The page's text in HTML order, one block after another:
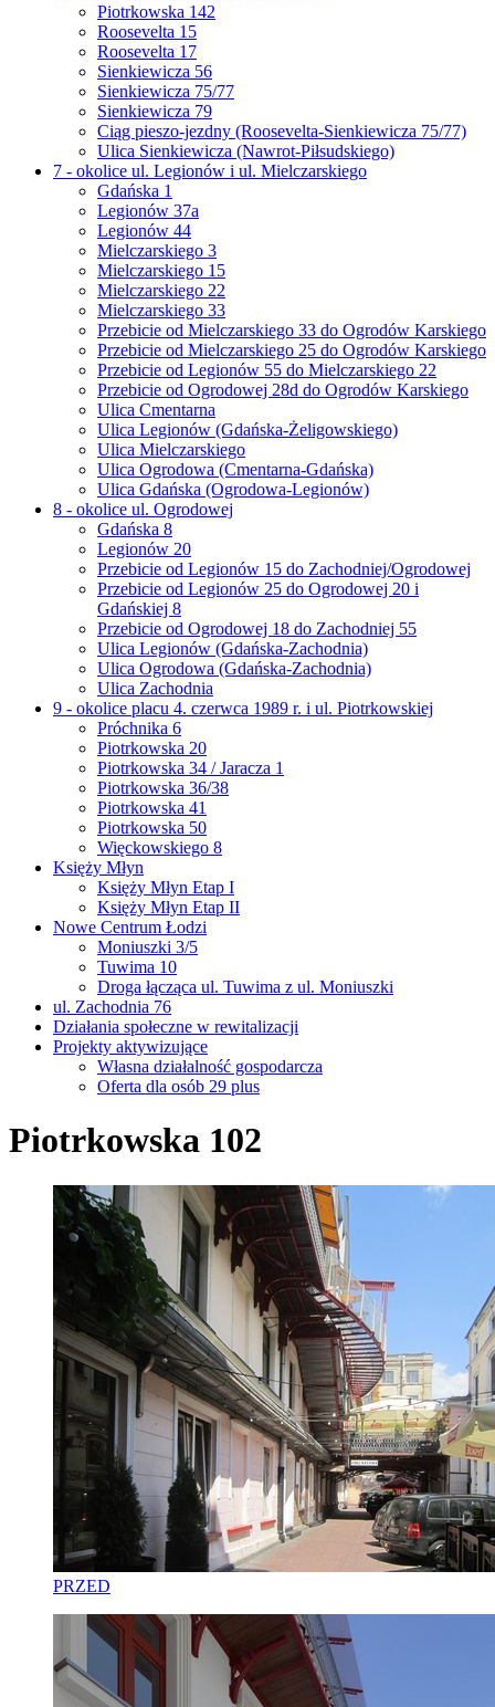
Piotrkowska 142
Roosevelta 15
Roosevelta 17
Sienkiewicza 56
Sienkiewicza 75/77
Sienkiewicza 79
Ciąg pieszo-jezdny (Roosevelta-Sienkiewicza 75/77)
Ulica Sienkiewicza (Nawrot-Piłsudskiego)
7 - okolice ul. Legionów i ul. Mielczarskiego
Gdańska 1
Legionów 37a
Legionów 44
Mielczarskiego 3
Mielczarskiego 15
Mielczarskiego 22
Mielczarskiego 33
Przebicie od Mielczarskiego 33 do Ogrodów Karskiego
Przebicie od Mielczarskiego 25 do Ogrodów Karskiego
Przebicie od Legionów 55 do Mielczarskiego 22
Przebicie od Ogrodowej 28d do Ogrodów Karskiego
Ulica Cmentarna
Ulica Legionów (Gdańska-Żeligowskiego)
Ulica Mielczarskiego
Ulica Ogrodowa (Cmentarna-Gdańska)
Ulica Gdańska (Ogrodowa-Legionów)
8 - okolice ul. Ogrodowej
Gdańska 8
Legionów 20
Przebicie od Legionów 15 do Zachodniej/Ogrodowej
Przebicie od Legionów 25 do Ogrodowej 20 i
Gdańskiej 8
Przebicie od Ogrodowej 18 do Zachodniej 55
Ulica Legionów (Gdańska-Zachodnia)
Ulica Ogrodowa (Gdańska-Zachodnia)
Ulica Zachodnia
9 - okolice placu 4. czerwca 1989 r. i ul. Piotrkowskiej
Próchnika 6
Piotrkowska 20
Piotrkowska 34 / Jaracza 1
Piotrkowska 36/38
Piotrkowska 41
Piotrkowska 50
Więckowskiego 8
Księży Młyn
Księży Młyn Etap I
Księży Młyn Etap II
Nowe Centrum Łodzi
Moniuszki 3/5
Tuwima 10
Droga łącząca ul. Tuwima z ul. Moniuszki
ul. Zachodnia 76
Działania społeczne w rewitalizacji
Projekty aktywizujące
Własna działalność gospodarcza
Oferta dla osób 29 plus
Piotrkowska 102
PRZED